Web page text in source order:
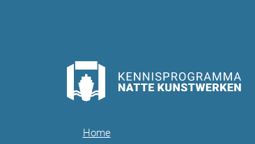
Home